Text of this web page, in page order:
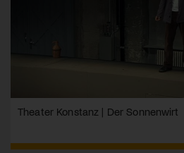
Theater Konstanz | Der Sonnenwirt